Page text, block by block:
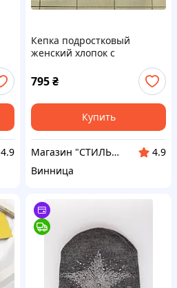
4.9
Кепка подростковый
женский хлопок с
795₴
Купить
Магазин "СТИЛЬНИЙ МОЛОДІЖНИЙ ОДЯГ"
4.9
Винница